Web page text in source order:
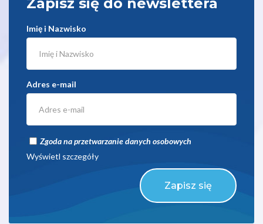
Imię i Nazwisko
Adres e-mail
Zgoda na przetwarzanie danych osobowych
Wyświetl szczegóły
Zapisz się